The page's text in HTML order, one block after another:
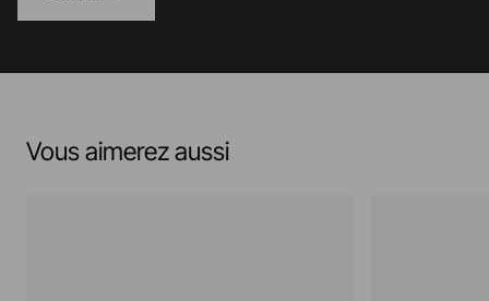
Vous aimerez aussi